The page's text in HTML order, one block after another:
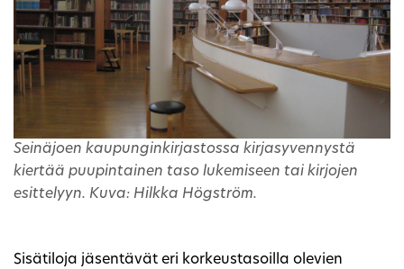
Seinäjoen kaupunginkirjastossa kirjasyvennystä
kiertää puupintainen taso lukemiseen tai kirjojen
esittelyyn. Kuva: Hilkka Högström.
Sisätiloja jäsentävät eri korkeustasoilla olevien